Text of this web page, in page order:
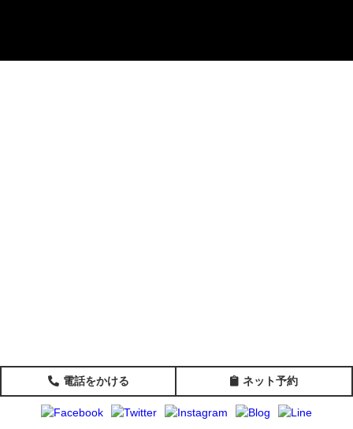
電話をかける ネット予約